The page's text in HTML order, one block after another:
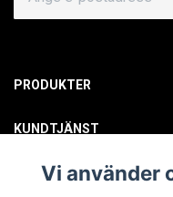
PRODUKTER
KUNDTJÄNST
OM OSSVi använder